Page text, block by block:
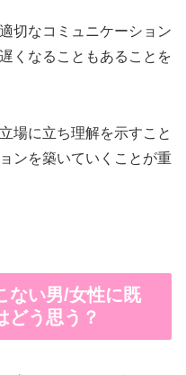
切なコミュニケーション
くなることもあることを
場に立ち理解を示すこと
ンを築いていくことが重
ない男/女性に既
どう思う？